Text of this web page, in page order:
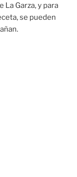
La Garza, y para
se pueden